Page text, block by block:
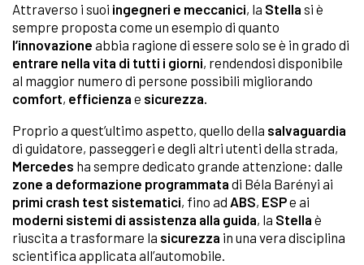
Attraverso i suoi ingegneri e meccanici, la Stella si è
sempre proposta come un esempio di quanto
l’innovazione abbia ragione di essere solo se è in grado di
entrare nella vita di tutti i giorni, rendendosi disponibile
al maggior numero di persone possibili migliorando
comfort, efficienza e sicurezza.
Proprio a quest’ultimo aspetto, quello della salvaguardia
di guidatore, passeggeri e degli altri utenti della strada,
Mercedes ha sempre dedicato grande attenzione: dalle
zone a deformazione programmata di Béla Barényi ai
primi crash test sistematici, fino ad ABS, ESPe ai
moderni sistemi di assistenza alla guida, la Stella è
riuscita a trasformare la sicurezza in una vera disciplina
scientifica applicata all’automobile.